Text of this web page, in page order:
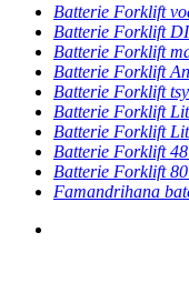
Batterie Forklift
Batterie Forklift
Batterie Forklift
Batterie Forklift
Batterie Forklift
Batterie Forklift
Batterie Forklift
Batterie Forklift
Batterie Forklift
Famandrihana